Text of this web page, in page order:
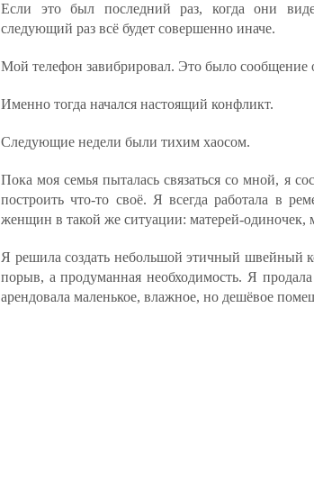
Если это был последний раз, когда они
следующий раз всё будет совершенно иначе.
Мой телефон завибрировал. Это было сообщение
Именно тогда начался настоящий конфликт.
Следующие недели были тихим хаосом.
Пока моя семья пыталась связаться со мной, я
построить что-то своё. Я всегда работала в
женщин в такой же ситуации: матерей-одиночек,
Я решила создать небольшой этичный швейный
порыв, а продуманная необходимость. Я
арендовала маленькое, влажное, но дешёвое